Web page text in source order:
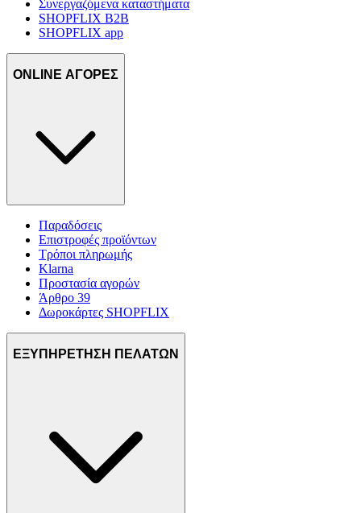
Συνεργαζόμενα καταστήματα
SHOPFLIX B2B
SHOPFLIX app
ONLINE ΑΓΟΡΕΣ
Παραδόσεις
Επιστροφές προϊόντων
Τρόποι πληρωμής
Klarna
Προστασία αγορών
Άρθρο 39
Δωροκάρτες SHOPFLIX
ΕΞΥΠΗΡΕΤΗΣΗ ΠΕΛΑΤΩΝ